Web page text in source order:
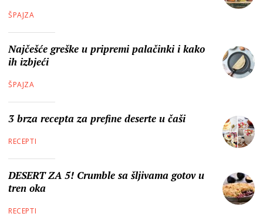
ŠPAJZA
Najčešće greške u pripremi palačinki i kako
ih izbjeći
ŠPAJZA
3 brza recepta za prefine deserte u čaši
RECEPTI
DESERT ZA 5! Crumble sa šljivama gotov u
tren oka
RECEPTI